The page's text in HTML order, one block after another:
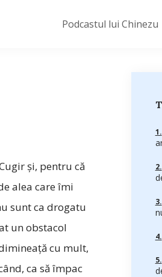
Podcastul lui Chinezu
şi, pentru că
alea care îmi
sunt ca drogatu
un obstacol
cu mult,
ca să împac